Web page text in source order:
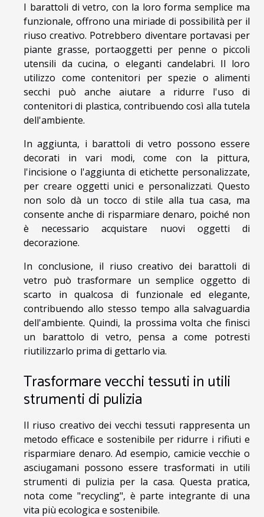
I barattoli di vetro, con la loro forma semplice ma
funzionale, offrono una miriade di possibilità per il
riuso creativo. Potrebbero diventare portavasi per
piante grasse, portaoggetti per penne o piccoli
utensili da cucina, o eleganti candelabri. Il loro
utilizzo come contenitori per spezie o alimenti
secchi può anche aiutare a ridurre l'uso di
contenitori di plastica, contribuendo così alla tutela
dell'ambiente.
In aggiunta, i barattoli di vetro possono essere
decorati in vari modi, come con la pittura,
l'incisione o l'aggiunta di etichette personalizzate,
per creare oggetti unici e personalizzati. Questo
non solo dà un tocco di stile alla tua casa, ma
consente anche di risparmiare denaro, poiché non
è necessario acquistare nuovi oggetti di
decorazione.
In conclusione, il riuso creativo dei barattoli di
vetro può trasformare un semplice oggetto di
scarto in qualcosa di funzionale ed elegante,
contribuendo allo stesso tempo alla salvaguardia
dell'ambiente. Quindi, la prossima volta che finisci
un barattolo di vetro, pensa a come potresti
riutilizzarlo prima di gettarlo via.
Trasformare vecchi tessuti in utili
strumenti di pulizia
Il riuso creativo dei vecchi tessuti rappresenta un
metodo efficace e sostenibile per ridurre i rifiuti e
risparmiare denaro. Ad esempio, camicie vecchie o
asciugamani possono essere trasformati in utili
strumenti di pulizia per la casa. Questa pratica,
nota come "recycling", è parte integrante di una
vita più ecologica e sostenibile.